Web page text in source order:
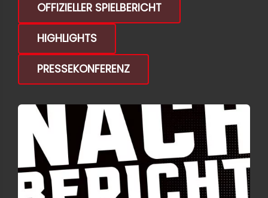
OFFIZIELLER SPIELBERICHT
HIGHLIGHTS
PRESSEKONFERENZ